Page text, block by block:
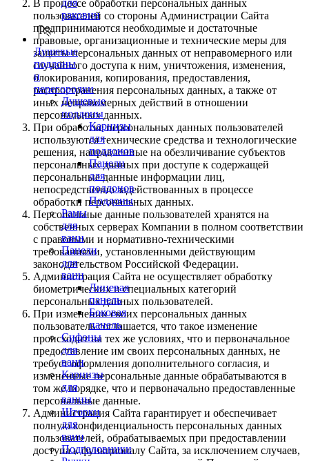
раковин
Душевые
поддоны
и
перегородки
Душевые
поддоны
Карнизы
для
поддонов
Панели
для
поддонов
Поддоны
Рамы
для
ванн
Панели
для
ванн
Лицевая
панель
Боковая
панель
Сифоны
для
ванн
Карнизы
для
ванны
Шторки
для
ванн
Подголовники
В процессе обработки персональных данных
пользователей со стороны Администрации Сайта
предпринимаются необходимые и достаточные
правовые, организационные и технические меры для
защиты персональных данных от неправомерного или
случайного доступа к ним, уничтожения, изменения,
блокирования, копирования, предоставления,
распространения персональных данных, а также от
иных неправомерных действий в отношении
персональных данных.
При обработке персональных данных пользователей
используются технические средства и технологические
решения, направленные на обезличивание субъектов
персональных данных при доступе к содержащей
персональные данные информации лиц,
непосредственно задействованных в процессе
обработки персональных данных.
Персональные данные пользователей хранятся на
собственных серверах Компании в полном соответствии
с правовыми и нормативно-техническими
требованиями, установленными действующим
законодательством Российской Федерации.
Администрация Сайта не осуществляет обработку
биометрических и специальных категорий
персональных данных пользователей.
При изменении своих персональных данных
пользователь соглашается, что такое изменение
происходит на тех же условиях, что и первоначальное
предоставление им своих персональных данных, не
требует оформления дополнительного согласия, и
измененные персональные данные обрабатываются в
том же порядке, что и первоначально предоставленные
персональные данные.
Администрация Сайта гарантирует и обеспечивает
полную конфиденциальность персональных данных
пользователей, обрабатываемых при предоставлении
доступа к функционалу Сайта, за исключением случаев,